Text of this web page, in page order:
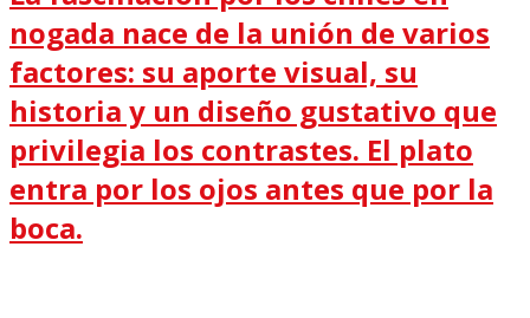
nogada nace de la unión de varios
factores: su aporte visual, su
historia y un diseño gustativo que
privilegia los contrastes. El plato
entra por los ojos antes que por la
boca.